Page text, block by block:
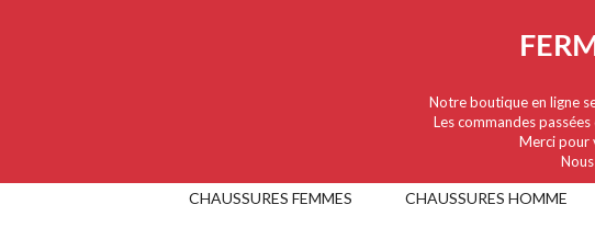
CHAUSSURES FEMMES CHAUSSURES HOMME
Notre boutique en ligne
Les commandes
Merci pour